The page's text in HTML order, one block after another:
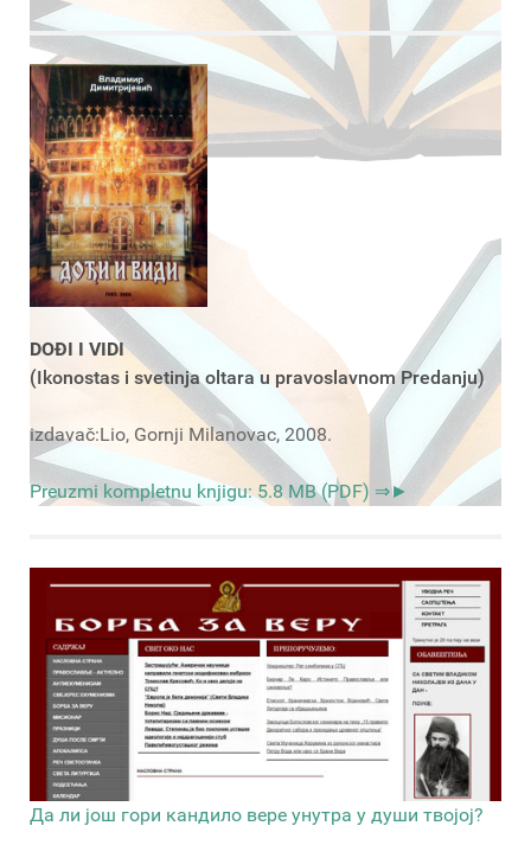
DOĐI I VIDI
(Ikonostas i svetinja oltara u pravoslavnom Predanju)
izdavač:Lio, Gornji Milanovac, 2008.
Preuzmi kompletnu knjigu: 5.8 MB (PDF) ⇒►
Да ли још гори кандило вере унутра у души твојој?